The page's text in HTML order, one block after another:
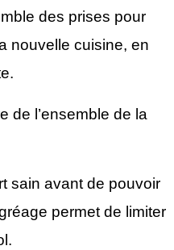
des prises pour
nouvelle cuisine, en
de l’ensemble de la
sain avant de pouvoir
permet de limiter